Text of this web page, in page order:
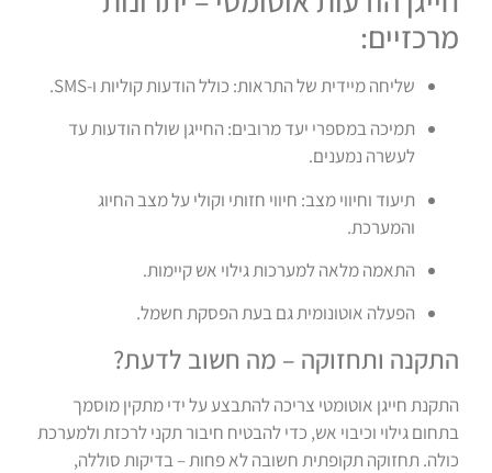
מרכזיים:
שליחה מיידית של התראות: כולל הודעות קוליות ו-SMS.
תמיכה במספרי יעד מרובים: החייגן שולח הודעות עד
לעשרה נמענים.
תיעוד וחיווי מצב: חיווי חזותי וקולי על מצב החיוג
והמערכת.
התאמה מלאה למערכות גילוי אש קיימות.
הפעלה אוטונומית גם בעת הפסקת חשמל.
התקנה ותחזוקה – מה חשוב לדעת?
התקנת חייגן אוטומטי צריכה להתבצע על ידי מתקין מוסמך
בתחום גילוי וכיבוי אש, כדי להבטיח חיבור תקני לרכזת ולמערכת
כולה. תחזוקה תקופתית חשובה לא פחות – בדיקות סוללה,